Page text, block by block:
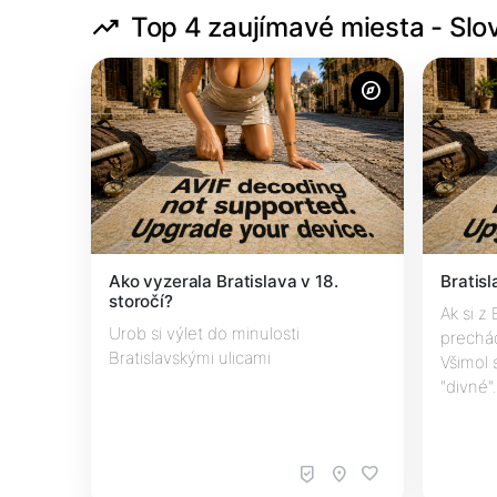
trending_up Top 4 zaujímavé miesta -
explore
Ako vyzerala Bratislava v 18.
storočí?
Urob si výlet do minulosti
Bratislavskými ulicami
beenhere location_on favorite
Ak si z
Všimol
"divné"…